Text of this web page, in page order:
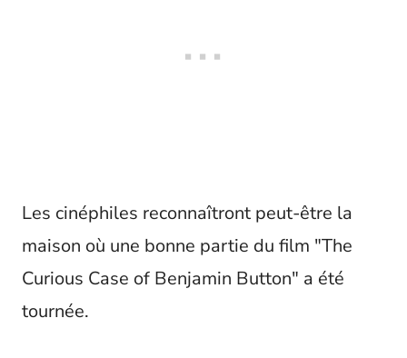
Les cinéphiles reconnaîtront peut-être la
maison où une bonne partie du film "The
Curious Case of Benjamin Button" a été
tournée.